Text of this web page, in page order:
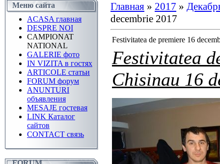
Меню сайта
ACASA главная
DESPRE NOI
CAMPIONAT
NATIONAL
GALERIE фото
IN VIZITA в гостях
ARTICOLE статьи
FORUM форум
ANUNTURI
объявления
MESAJE гостевая
LINK Каталог
сайтов
CONTACT связь
Главная » 2017 »
decembrie 2017
Festivitatea de premiere 16
Festivitatea
Chisinau 16